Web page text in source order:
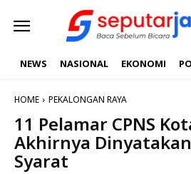
NEWS NASIONAL EKONOMI
HOME PEKALONGAN RAYA
11 Pelamar CPNS
Akhirnya
Syarat